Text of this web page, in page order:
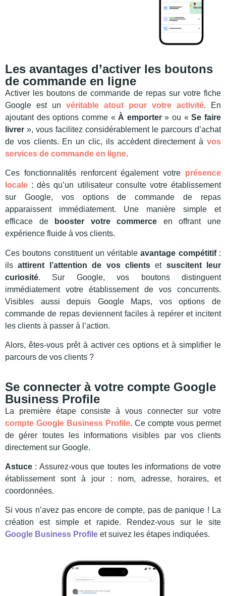
Les avantages d’activer les boutons
de commande en ligne
Activer les boutons de commande de repas sur votre fiche
Google est un véritable atout pour votre activité. En
ajoutant des options comme « À emporter» ou «Se faire
livrer », vous facilitez considérablement le parcours d’achat
de vos clients. En un clic, ils accèdent directement à vos
services de commande en ligne.
Ces fonctionnalités renforcent également votre présence
locale : dès qu’un utilisateur consulte votre établissement
sur Google, vos options de commande de repas
apparaissent immédiatement. Une manière simple et
efficace de
booster votre commerce en offrant une
expérience fluide à vos clients.
Ces boutons constituent un véritableavantage compétitif:
ilsattirent l’attention de vos clientset suscitent leur
curiosité. Sur Google, vos boutons distinguent
immédiatement votre établissement de vos concurrents.
Visibles aussi depuis Google Maps, vos options de
commande de repas deviennent faciles à repérer et incitent
les clients à passer à l’action.
Alors, êtes-vous prêt à activer ces options et à simplifier le
parcours de vos clients ?
Se connecter à votre compte Google
Business Profile
La première étape consiste à vous connecter sur votre
compte Google Business Profile. Ce compte vous permet
de gérer toutes les informations visibles par vos clients
directement sur Google.
Astuce : Assurez-vous que toutes les informations de votre
établissement sont à jour : nom, adresse, horaires, et
coordonnées.
Si vous n’avez pas encore de compte, pas de panique ! La
création est simple et rapide. Rendez-vous sur le site
Google Business Profile et suivez les étapes indiquées.